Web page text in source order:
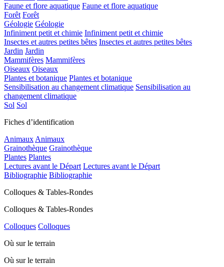
Faune et flore aquatique Faune et flore aquatique
Forêt Forêt
Géologie Géologie
Infiniment petit et chimie Infiniment petit et chimie
Insectes et autres petites bêtes Insectes et autres petites bêtes
Jardin Jardin
Mammifères Mammifères
Oiseaux Oiseaux
Plantes et botanique Plantes et botanique
Sensibilisation au changement climatique Sensibilisation au
changement climatique
Sol Sol
Fiches d’identification
Animaux Animaux
Grainothèque Grainothèque
Plantes Plantes
Lectures avant le Départ Lectures avant le Départ
Bibliographie Bibliographie
Colloques & Tables-Rondes
Colloques & Tables-Rondes
Colloques Colloques
Où sur le terrain
Où sur le terrain